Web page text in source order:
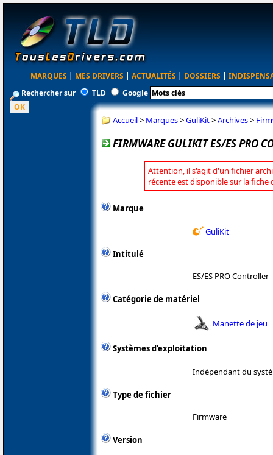
MARQUES | MES DRIVERS | ACTUALITÉS | DOSSIERS |
Rechercher sur
TLD Google
Accueil> Marques>GuliKit>Archives>
FIRMWARE GULIKIT ES/ES PRO
Attention, il s'agit d'un fichier
récente est disponible sur la fiche
Marque
GuliKit
Intitulé
ES/ES PRO Controller
Catégorie de matériel
Manette de jeu
Systèmes d'exploitation
Indépendant du
Type de fichier
Firmware
Version